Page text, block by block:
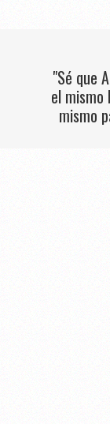
"Sé que
el mismo
mismo